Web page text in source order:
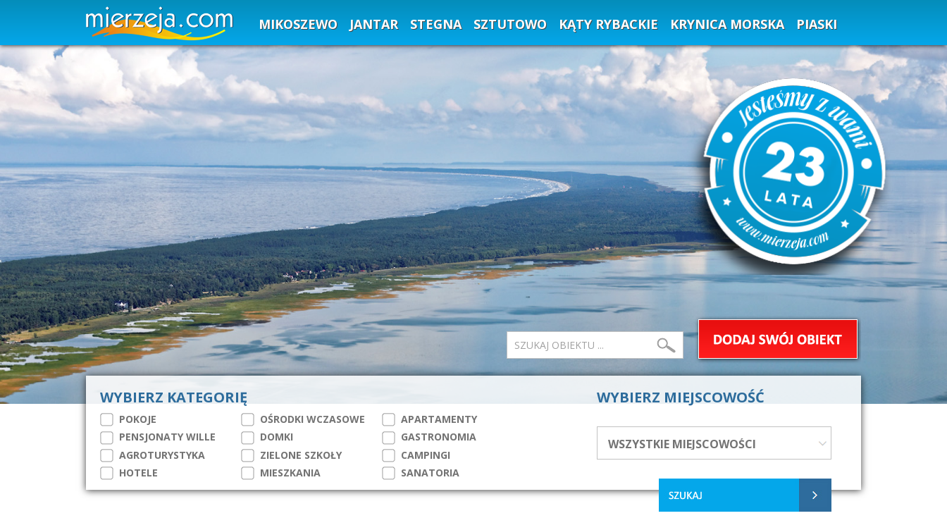
MIKOSZEWO JANTAR STEGNA SZTUTOWO KĄTY RYBACKIE KRYNICA MORSKA PIASKI
WYBIERZ KATEGORIĘ
POKOJE OŚRODKI WCZASOWE
APARTAMENTY
PENSJONATY WILLE
DOMKI
GASTRONOMIA
AGROTURYSTYKA
ZIELONE SZKOŁY
CAMPINGI
HOTELE
MIESZKANIA SANATORIA
WYBIERZ MIEJSCOWOŚĆ